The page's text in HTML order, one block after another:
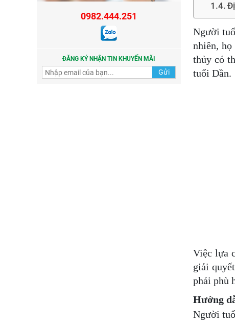
Người
nhiên,
thủy có
tuổi Dần.
Việc lựa
giải
phải phù
Hướng
Người
0982.444.251
ĐĂNG KÝ NHẬN TIN KHUYẾN MÃI